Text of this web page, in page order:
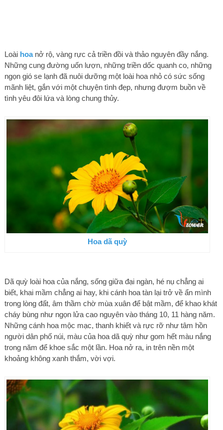
Loài hoanở rộ, vàng rực cả triền đồi và thảo nguyên đầy nắng.
Những cung đường uốn lượn, những triền dốc quanh co, những
ngọn gió se lạnh đã nuôi dưỡng một loài hoa nhỏ có sức sống
mãnh liệt, gắn với một chuyện tình đẹp, nhưng đượm buồn về
tình yêu đôi lứa và lòng chung thủy.
Hoa dã quỳ
Dã quỳ loài hoa của nắng, sống giữa đại ngàn, hé nụ chẳng ai
biết, khai mầm chẳng ai hay, khi cánh hoa tàn lại trở về ẩn mình
trong lòng đất, âm thầm chờ mùa xuân để bật mầm, để khao khát
cháy bùng như ngọn lửa cao nguyên vào tháng 10, 11 hàng năm.
Những cánh hoa mộc mạc, thanh khiết và rực rỡ như tâm hồn
người dân phố núi, màu của hoa dã quỳ như gom hết màu nắng
trong năm để khoe sắc một lần. Hoa nở ra, in trên nền một
khoảng không xanh thắm, vời vợi.